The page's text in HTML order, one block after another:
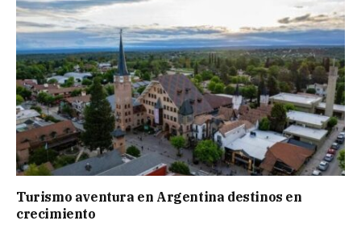
Turismo aventura en Argentina destinos en
crecimiento